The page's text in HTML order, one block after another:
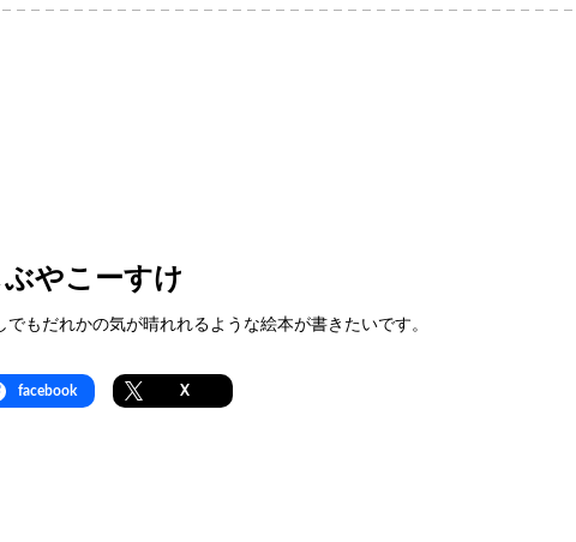
やこーすけ
でもだれかの気が晴れれるような絵本が書きたいです。
facebook X